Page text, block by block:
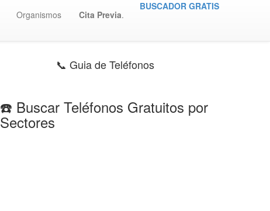
Organismos Cita Previa.
BUSCADOR GRATIS
📞 Guia de Teléfonos
☎️ Buscar Teléfonos Gratuitos por
Sectores